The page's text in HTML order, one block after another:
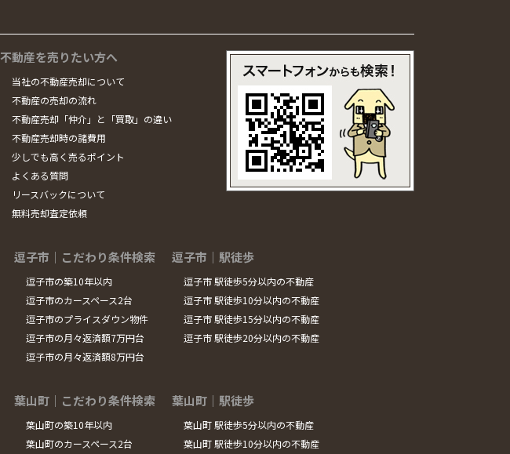
不動産を売りたい方へ
当社の不動産売却について
不動産の売却の流れ
不動産売却「仲介」と「買取」の違い
不動産売却時の諸費用
少しでも高く売るポイント
よくある質問
リースバックについて
無料売却査定依頼
逗子市｜こだわり条件検索
逗子市の築10年以内
逗子市のカースペース2台
逗子市のプライスダウン物件
逗子市の月々返済額7万円台
逗子市の月々返済額8万円台
逗子市｜駅徒歩
逗子市 駅徒歩5分以内の不動産
逗子市 駅徒歩10分以内の不動産
逗子市 駅徒歩15分以内の不動産
逗子市 駅徒歩20分以内の不動産
葉山町｜こだわり条件検索
葉山町の築10年以内
葉山町のカースペース2台
葉山町｜駅徒歩
葉山町 駅徒歩5分以内の不動産
葉山町 駅徒歩10分以内の不動産